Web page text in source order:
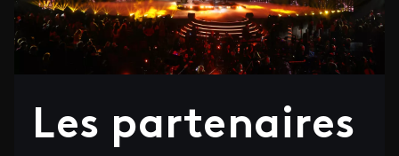
Les partenaires